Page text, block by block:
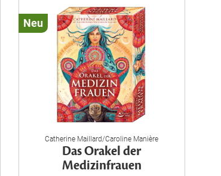
Neu
Catherine Maillard/Caroline Manière
Das Orakel der
Medizinfrauen